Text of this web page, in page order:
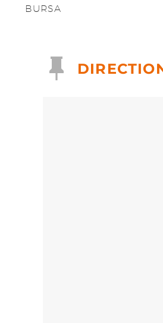
English
BURSA

